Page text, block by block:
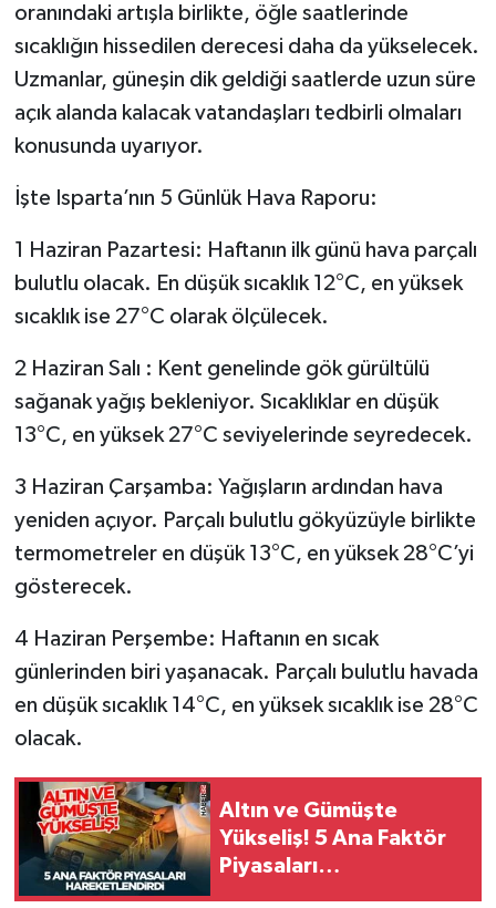
oranındaki artışla birlikte, öğle saatlerinde
sıcaklığın hissedilen derecesi daha da yükselecek.
Uzmanlar, güneşin dik geldiği saatlerde uzun süre
açık alanda kalacak vatandaşları tedbirli olmaları
konusunda uyarıyor.
İşte Isparta’nın 5 Günlük Hava Raporu:
1 Haziran Pazartesi: Haftanın ilk günü hava parçalı
bulutlu olacak. En düşük sıcaklık 12°C, en yüksek
sıcaklık ise 27°C olarak ölçülecek.
2 Haziran Salı : Kent genelinde gök gürültülü
sağanak yağış bekleniyor. Sıcaklıklar en düşük
13°C, en yüksek 27°C seviyelerinde seyredecek.
3 Haziran Çarşamba: Yağışların ardından hava
yeniden açıyor. Parçalı bulutlu gökyüzüyle birlikte
termometreler en düşük 13°C, en yüksek 28°C’yi
gösterecek.
4 Haziran Perşembe: Haftanın en sıcak
günlerinden biri yaşanacak. Parçalı bulutlu havada
en düşük sıcaklık 14°C, en yüksek sıcaklık ise 28°C
olacak.
Altın ve Gümüşte
Yükseliş! 5 Ana Faktör
Piyasaları
İletişim
Künye